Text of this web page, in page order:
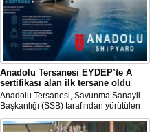
Anadolu Tersanesi EYDEP’te A
sertifikası alan ilk tersane oldu
Anadolu Tersanesi, Savunma Sanayii
Başkanlığı (SSB) tarafından yürütülen
Endüstriyel Yetkinlik Değerlendirme ve
Destekleme Programı